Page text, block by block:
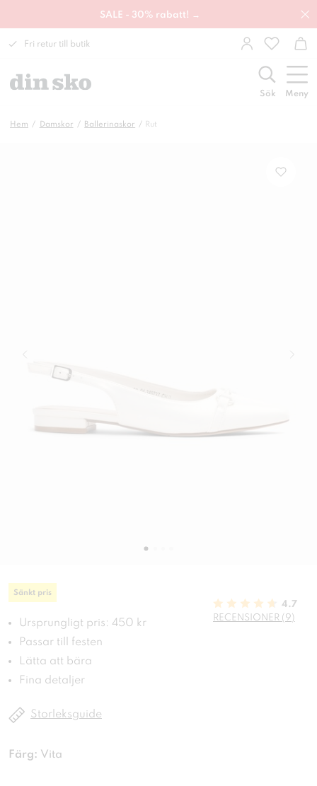
SALE - 30% rabatt! →
Fri retur till butik
Sök Meny
Hem Damskor Ballerinaskor Rut
Sänkt pris
Ursprungligt pris: 450 kr
Passar till festen
Lätta att bära
Fina detaljer
4.7
RECENSIONER (9)
Storleksguide
Färg: Vita